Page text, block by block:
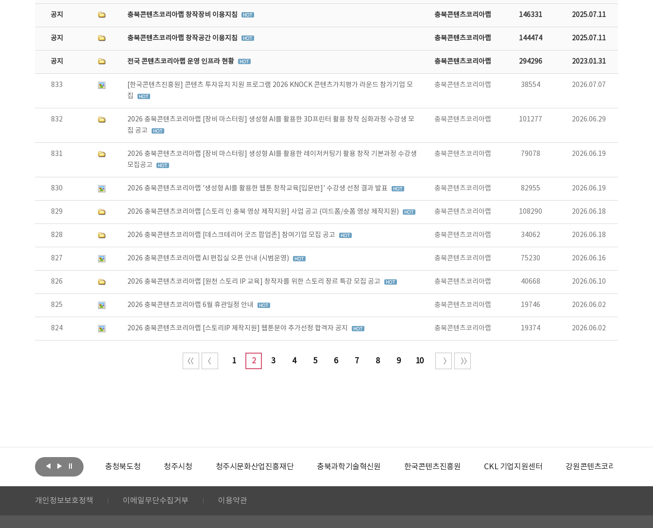
공지 충북콘텐츠코리아랩 창작장비 이용지침 충북콘텐츠코리아랩 146331 2025.07.11
공지 충북콘텐츠코리아랩 창작공간 이용지침 충북콘텐츠코리아랩 144474 2025.07.11
공지 전국 콘텐츠코리아랩 운영 인프라 현황 충북콘텐츠코리아랩 294296 2023.01.31
833
[한국콘텐츠진흥원] 콘텐츠 투자유치 지원 프로그램 2026 KNOCK 콘텐츠가치평가 라운드 참가기업 모
집
충북콘텐츠코리아랩 38554 2026.07.07
832
2026 충북콘텐츠코리아랩 [장비 마스터링] 생성형 AI를 활용한 3D프린터 활용 창작 심화과정 수강생 모
집 공고
충북콘텐츠코리아랩 101277 2026.06.29
831
2026 충북콘텐츠코리아랩 [장비 마스터링] 생성형 AI를 활용한 레이저커팅기 활용 창작 기본과정 수강생
모집공고
충북콘텐츠코리아랩 79078 2026.06.19
830 2026 충북콘텐츠코리아랩 '생성형 AI를 활용한 웹툰 창작교육[입문반]' 수강생 선정 결과 발표 충북콘텐츠코리아랩 82955 2026.06.19
829 2026 충북콘텐츠코리아랩 [스토리 인 충북 영상 제작지원] 사업 공고 (미드폼/숏폼 영상 제작지원) 충북콘텐츠코리아랩 108290 2026.06.18
828 2026 충북콘텐츠코리아랩 [데스크테리어 굿즈 팝업존] 참여기업 모집 공고 충북콘텐츠코리아랩 34062 2026.06.18
827 2026 충북콘텐츠코리아랩 AI 편집실 오픈 안내 (시범운영) 충북콘텐츠코리아랩 75230 2026.06.16
826 2026 충북콘텐츠코리아랩 [원천 스토리 IP 교육] 창작자를 위한 스토리 장르 특강 모집 공고 충북콘텐츠코리아랩 40668 2026.06.10
825 2026 충북콘텐츠코리아랩 6월 휴관일정 안내 충북콘텐츠코리아랩 19746 2026.06.02
824 2026 충북콘텐츠코리아랩 [스토리IP 제작지원] 웹툰분야 추가선정 합격자 공지 충북콘텐츠코리아랩 19374 2026.06.02
1 2 3 4 5 6 7 8 9 10
문화체육관광부 충청북도청 청주시청 청주시문화산업진흥재단 충북과학기술혁신원 한국콘텐츠진흥원 CKL 기업지원센터 강원콘텐츠코리아랩
개인정보보호정책 이메일무단수집거부 이용약관